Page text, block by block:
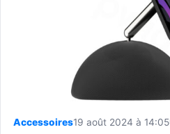
Accessoires19 août 2024 à 14:05